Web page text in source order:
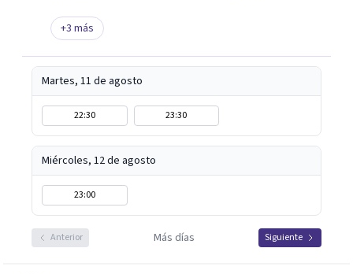
+3 más
Martes, 11 de agosto
22:30 23:30
Miércoles, 12 de agosto
23:00
Anterior Más días Siguiente